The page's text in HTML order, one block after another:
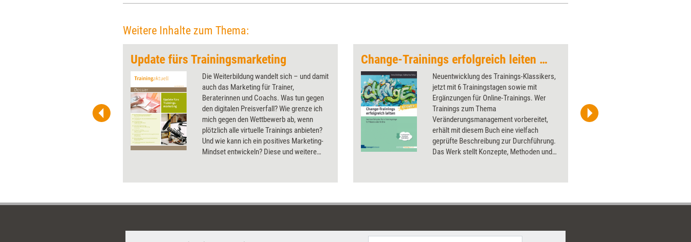
Weitere Inhalte zum Thema:
Update fürs Trainingsmarketing
Die Weiterbildung wandelt sich – und damit
auch das Marketing für Trainer,
Beraterinnen und Coachs. Was tun gegen
den digitalen Preisverfall? Wie grenze ich
mich gegen den Wettbewerb ab, wenn
plötzlich alle virtuelle Trainings anbieten?
Und wie kann ich ein positives Marketing-
Mindset entwickeln? Diese und weitere
Change-Trainings erfolgreich leiten – Reloaded
Neuentwicklung des Trainings-Klassikers,
jetzt mit 6 Trainingstagen sowie mit
Ergänzungen für Online-Trainings. Wer
Trainings zum Thema
Veränderungsmanagement vorbereitet,
erhält mit diesem Buch eine vielfach
geprüfte Beschreibung zur Durchführung.
Das Werk stellt Konzepte, Methoden und
bewährt und zu erfolgreichen
haben. Sie kommen aus systemischen,
Werkzeugkisten. Das Trainingscurriculum